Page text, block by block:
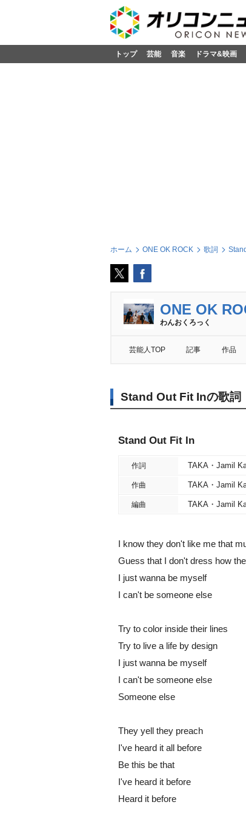
トップ 芸能 音楽 ドラマ&映画
ホーム ONE OK ROCK 歌詞
ONE OK
わんおくろっく
芸能人TOP 記事 作品
Stand Out Fit Inの歌詞
Stand Out Fit In
作詞 TAKA・Jamil
作曲 TAKA・Jamil
編曲 TAKA・Jamil
I know they don't like me that
Guess that I don't dress how
I just wanna be myself
I can't be someone else
Try to color inside their lines
Try to live a life by design
I just wanna be myself
I can't be someone else
Someone else
They yell they preach
I've heard it all before
Be this be that
I've heard it before
Heard it before